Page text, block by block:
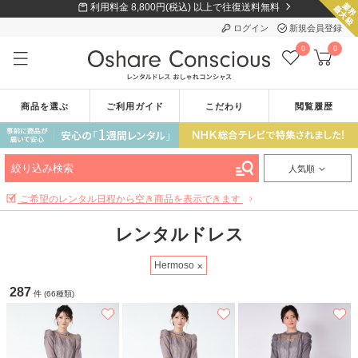
利用料金 8,800円(税込) 以上で往復送料無料
ログイン 新規会員登録
0 0
商品を選ぶ ご利用ガイド こだわり 閲覧履歴
絞り込み検索 人気順
ご希望のレンタル日程から空き商品を表示できます
レンタルドレス
Hermoso
287 件 (66種類)